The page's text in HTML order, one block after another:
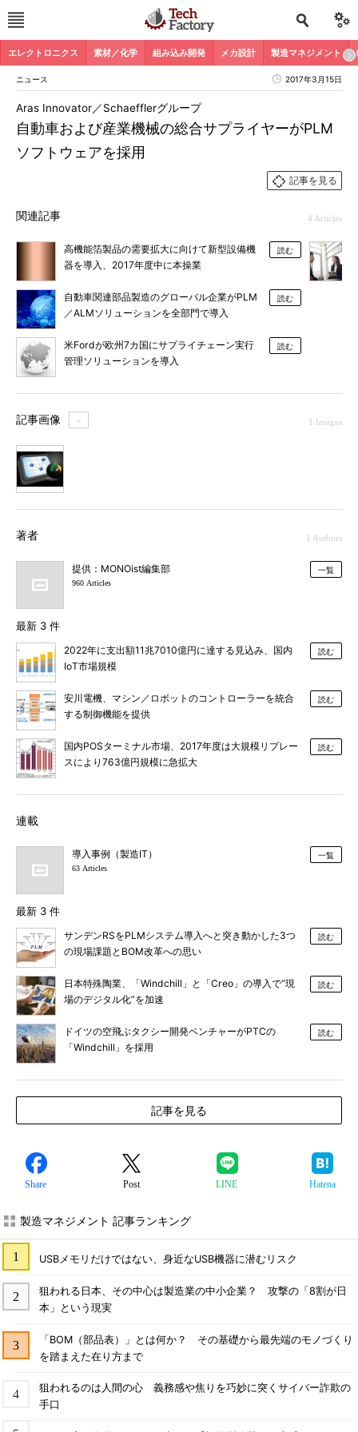
エレクトロニクス 素材／化学 組み込み開発 メカ設計 製造マネジメント
ニュース 2017年3月15日
自動車および産業機械の総合サプライヤーがPLM
ソフトウェアを採用
Aras Innovator／Schaefflerグループ
記事を見る
関連記事 4 Articles
高機能箔製品の需要拡大に向けて新型設備機
器を導入、2017年度中に本操業
読む
自動車関連部品製造のグローバル企業がPLM
／ALMソリューションを全部門で導入
読む
米Fordが欧州7カ国にサプライチェーン実行
管理ソリューションを導入
読む
記事画像 ＋ 1 Images
著者 1 Authors
提供：MONOist編集部
960 Articles
一覧
最新 3 件
2022年に支出額11兆7010億円に達する見込み、国内
IoT市場規模
読む
安川電機、マシン／ロボットのコントローラーを統合
する制御機能を提供
読む
国内POSターミナル市場、2017年度は大規模リプレー
スにより763億円規模に急拡大
読む
連載
導入事例（製造IT）
63 Articles
一覧
最新 3 件
サンデンRSをPLMシステム導入へと突き動かした3つ
の現場課題とBOM改革への思い
読む
日本特殊陶業、「Windchill」と「Creo」の導入で“現
場のデジタル化”を加速
読む
ドイツの空飛ぶタクシー開発ベンチャーがPTCの
「Windchill」を採用
読む
記事を見る
Share Post LINE Hatena
製造マネジメント 記事ランキング
USBメモリだけではない、身近なUSB機器に潜むリスク
狙われる日本、その中心は製造業の中小企業？ 攻撃の「8割が日
本」という現実
「BOM（部品表）」とは何か？ その基礎から最先端のモノづくり
を踏まえた在り方まで
狙われるのは人間の心 義務感や焦りを巧妙に突くサイバー詐欺の
手口